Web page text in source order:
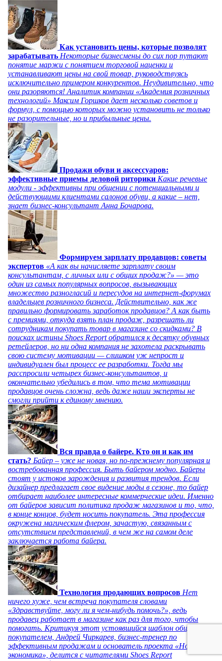
Как установить цены, которые позволят
зарабатывать Некоторые бизнесмены до сих пор путают
понятие маржи с понятием торговой наценки и
устанавливают цены на свой товар, руководствуясь
исключительно примером конкурентов. Неудивительно, что
они разоряются! Аналитик компании «Академия розничных
технологий» Максим Горшков дает несколько советов и
формул, с помощью которых можно установить не только
не разорительные, но и прибыльные цены.
Продажи обуви и аксессуаров:
эффективные приемы деловой риторики Какие речевые
модули - эффективны при общении с потенциальными и
действующими клиентами салонов обуви, а какие – нет,
знает бизнес-консультант Анна Бочарова.
Формируем зарплату продавцов: советы
экспертов «А как вы начисляете зарплату своим
консультантам, с личных или с общих продаж?» — это
один из самых популярных вопросов, вызывающих
множество разногласий и пересудов на интернет-форумах
владельцев розничного бизнеса. Действительно, как же
правильно формировать заработок продавцов? А как быть
с премиями, откуда взять план продаж, разрешать ли
сотрудникам покупать товар в магазине со скидками? В
поисках истины Shoes Report обратился к десятку обувных
ретейлеров, но ни одна компания не захотела раскрывать
свою систему мотивации — слишком уж непрост и
индивидуален был процесс ее разработки. Тогда мы
расспросили четырех бизнес-консультантов, и
окончательно убедились в том, что тема мотивации
продавцов очень сложна, ведь даже наши эксперты не
смогли прийти к единому мнению.
Вся правда о байере. Кто он и как им
стать? Байер – уже не новая, но по-прежнему популярная и
востребованная профессия. Быть байером модно. Байеры
стоят у истоков зарождения и развития трендов. Если
дизайнер предлагает свое видение моды в сезоне, то байер
отбирает наиболее интересные коммерческие идеи. Именно
от байеров зависит политика продаж магазинов и то, что,
в конце концов, будет носить покупатель. Эта профессия
окружена магическим флером, зачастую, связанным с
отсутствием представлений, в чем же на самом деле
заключается работа байера.
Технология продающих вопросов Нет
ничего хуже, чем встреча покупателя словами
«Здравствуйте, могу ли я чем-нибудь помочь?», ведь
продавец работает в магазине как раз для того, чтобы
помогать. Критикуя этот устоявшийся шаблон общения с
покупателем, Андрей Чиркарев, бизнес-тренер по
эффективным продажам и основатель проекта «Новая
экономика», делится с читателями Shoes Report